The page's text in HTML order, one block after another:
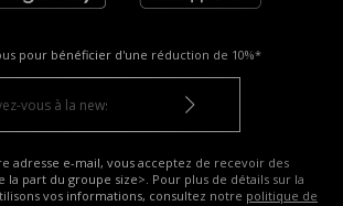
pour bénéficier d'une réduction de 10%*
adresse e-mail, vous acceptez de recevoir des
la part du groupe size>. Pour plus de détails sur la
vos informations, consultez notre politique de